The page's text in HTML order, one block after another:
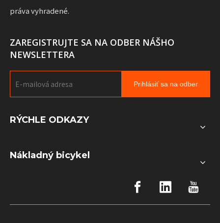
práva vyhradené.
ZAREGISTRUJTE SA NA ODBER NÁŠHO
NEWSLETTERA
Prihlásiť sa na odber
RÝCHLE ODKAZY
Nákladný bicykel